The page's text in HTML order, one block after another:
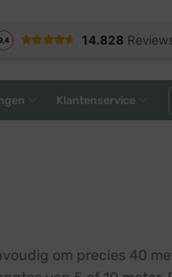
Klantenservice
om precies 40